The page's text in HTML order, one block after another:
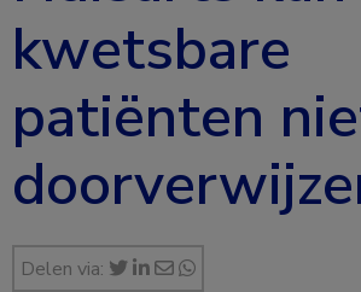
kwetsbare
patiënten
Delen via: